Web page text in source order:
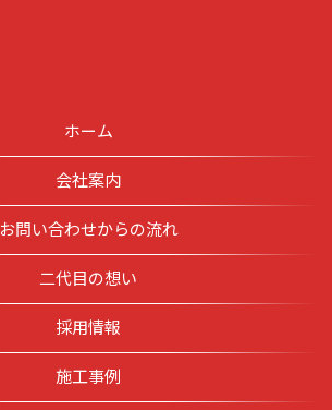
ホーム
会社案内
お問い合わせからの流れ
二代目の想い
採用情報
施工事例